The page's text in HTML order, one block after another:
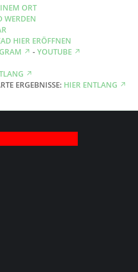
ORT
WERDEN
HIER ERÖFFNEN
- YOUTUBE
ERGEBNISSE: HIER ENTLANG